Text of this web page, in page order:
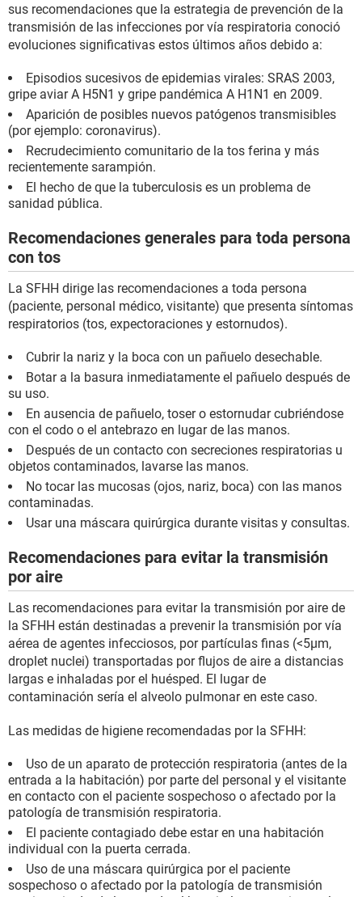
sus recomendaciones que la estrategia de prevención de la
transmisión de las infecciones por vía respiratoria conoció
evoluciones significativas estos últimos años debido a:
Episodios sucesivos de epidemias virales: SRAS 2003,
gripe aviar A H5N1 y gripe pandémica A H1N1 en 2009.
Aparición de posibles nuevos patógenos transmisibles
(por ejemplo: coronavirus).
Recrudecimiento comunitario de la tos ferina y más
recientemente sarampión.
El hecho de que la tuberculosis es un problema de
sanidad pública.
Recomendaciones generales para toda persona
con tos
La SFHH dirige las recomendaciones a toda persona
(paciente, personal médico, visitante) que presenta síntomas
respiratorios (tos, expectoraciones y estornudos).
Cubrir la nariz y la boca con un pañuelo desechable.
Botar a la basura inmediatamente el pañuelo después de
su uso.
En ausencia de pañuelo, toser o estornudar cubriéndose
con el codo o el antebrazo en lugar de las manos.
Después de un contacto con secreciones respiratorias u
objetos contaminados, lavarse las manos.
No tocar las mucosas (ojos, nariz, boca) con las manos
contaminadas.
Usar una máscara quirúrgica durante visitas y consultas.
Recomendaciones para evitar la transmisión
por aire
Las recomendaciones para evitar la transmisión por aire de
la SFHH están destinadas a prevenir la transmisión por vía
aérea de agentes infecciosos, por partículas finas (<5µm,
droplet nuclei) transportadas por flujos de aire a distancias
largas e inhaladas por el huésped. El lugar de
contaminación sería el alveolo pulmonar en este caso.
Las medidas de higiene recomendadas por la SFHH:
Uso de un aparato de protección respiratoria (antes de la
entrada a la habitación) por parte del personal y el visitante
en contacto con el paciente sospechoso o afectado por la
patología de transmisión respiratoria.
El paciente contagiado debe estar en una habitación
individual con la puerta cerrada.
Uso de una máscara quirúrgica por el paciente
sospechoso o afectado por la patología de transmisión